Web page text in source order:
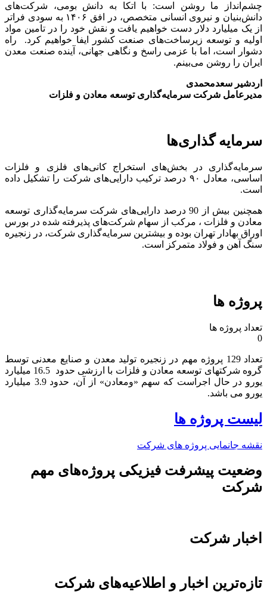
چشم‌انداز ما روشن است: با اتکا به دانش بومی، شرکت‌های
دانش‌بنیان و نیروی انسانی متخصص، در افق ۱۴۰۶ به سودی فراتر
از یک میلیارد دلار دست خواهیم یافت و نقش خود را در تامین مواد
اولیه و توسعه زیرساخت‌های صنعت کشور ایفا خواهیم کرد. راه
دشوار است، اما با عزمی راسخ و نگاهی جهانی، آینده صنعت معدن
ایران را روشن می‌بینم.
اردشیر سعدمحمدی
مدیرعامل شرکت سرمایه‌گذاری توسعه معادن و فلزات
سرمایه گذاری‌ها
سرمایه‌گذاری در بخش‌های استخراج کانی‌های فلزی و فلزات
اساسی، معادل ۹۰ درصد ترکیب دارایی‌های شرکت را تشکیل داده
است.
همچنین بیش از 90 درصد دارایی‌های شرکت سرمایه‌گذاری توسعه
معادن و فلزات ، مرکب از سهام شرکت‌های پذیرفته شده در بورس
اوراق بهادار تهران بوده و بیشترین سرمایه‌گذاری شرکت، در زنجیره
سنگ آهن و فولاد متمرکز است.
پروژه ها
تعداد پروژه ها
0
تعداد 129 پروژه مهم در زنجیره تولید معدن و صنایع معدنی توسط
گروه شرکتهای توسعه معادن و فلزات با ارزشی حدود 16.5 میلیارد
یورو در حال اجراست که سهم «ومعادن» از آن، حدود 3.9 میلیارد
یورو می باشد.​
لیست پروژه ها
نقشه جانمایی پروژه های شرکت
وضعیت پیشرفت فیزیکی پروژه‌های مهم
شرکت
اخبار شرکت
تازه‌ترین اخبار و اطلاعیه‌های شرکت